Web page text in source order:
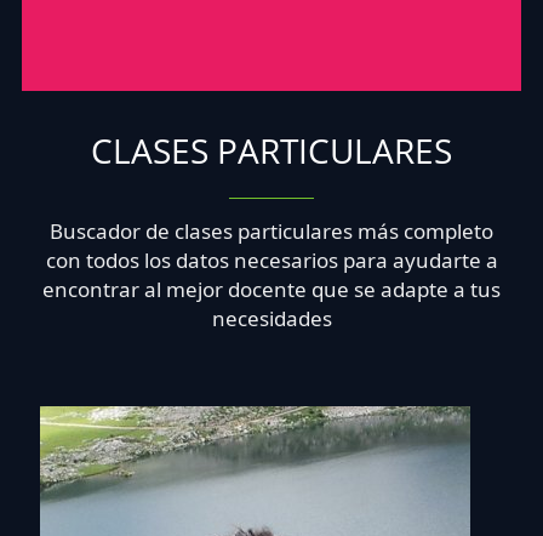
CLASES PARTICULARES
Buscador de clases particulares más completo
con todos los datos necesarios para ayudarte a
encontrar al mejor docente que se adapte a tus
necesidades